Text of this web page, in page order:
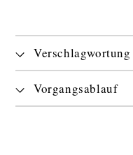
Verschlagwortung
Vorgangsablauf